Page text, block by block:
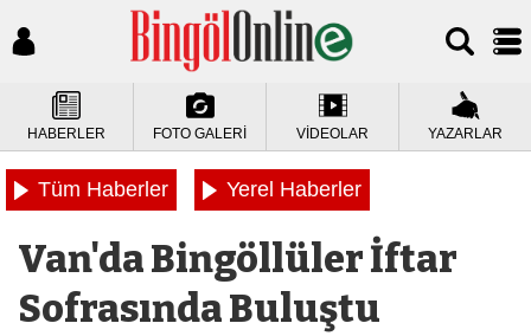
HABERLER FOTO GALERİ VİDEOLAR YAZARLAR
Tüm Haberler Yerel Haberler
Van'da Bingöllüler İftar
Sofrasında Buluştu